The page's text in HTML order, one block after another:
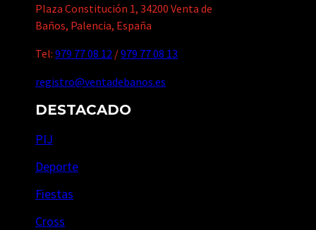
Plaza Constitución 1, 34200 Venta de
Baños, Palencia, España
Tel: 979 77 08 12 /979 77 08 13
registro@ventadebanos.es
DESTACADO
PIJ
Deporte
Fiestas
Cross